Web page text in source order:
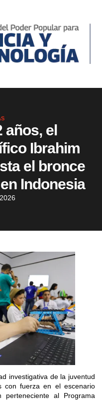
años, el
Ibrahim
el bronce
Indonesia
investigativa de la juventud
con fuerza en el escenario
al Programa